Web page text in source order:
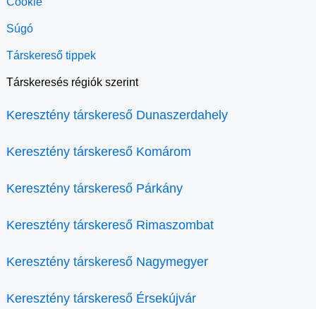
Súgó
Társkereső tippek
Társkeresés régiók szerint
Keresztény társkereső Dunaszerdahely
Keresztény társkereső Komárom
Keresztény társkereső Párkány
Keresztény társkereső Rimaszombat
Keresztény társkereső Nagymegyer
Keresztény társkereső Érsekújvár